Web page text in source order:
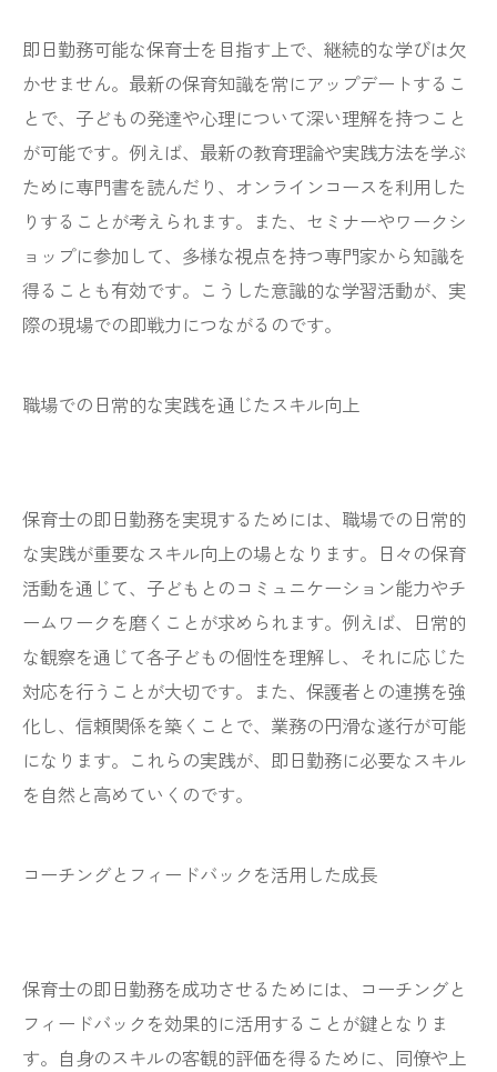
即日勤務可能な保育士を目指す上で、継続的な学びは欠
かせません。最新の保育知識を常にアップデートするこ
とで、子どもの発達や心理について深い理解を持つこと
が可能です。例えば、最新の教育理論や実践方法を学ぶ
ために専門書を読んだり、オンラインコースを利用した
りすることが考えられます。また、セミナーやワークシ
ョップに参加して、多様な視点を持つ専門家から知識を
得ることも有効です。こうした意識的な学習活動が、実
際の現場での即戦力につながるのです。
職場での日常的な実践を通じたスキル向上
保育士の即日勤務を実現するためには、職場での日常的
な実践が重要なスキル向上の場となります。日々の保育
活動を通じて、子どもとのコミュニケーション能力やチ
ームワークを磨くことが求められます。例えば、日常的
な観察を通じて各子どもの個性を理解し、それに応じた
対応を行うことが大切です。また、保護者との連携を強
化し、信頼関係を築くことで、業務の円滑な遂行が可能
になります。これらの実践が、即日勤務に必要なスキル
を自然と高めていくのです。
コーチングとフィードバックを活用した成長
保育士の即日勤務を成功させるためには、コーチングと
フィードバックを効果的に活用することが鍵となりま
す。自身のスキルの客観的評価を得るために、同僚や上